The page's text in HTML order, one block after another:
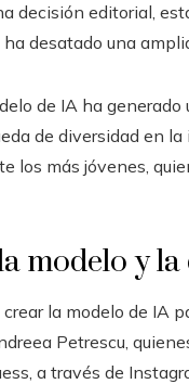
decisión editorial,
desatado una
de IA ha
de diversidad en
los más jóvenes,
modelo y
la modelo de IA
Petrescu,
a través de